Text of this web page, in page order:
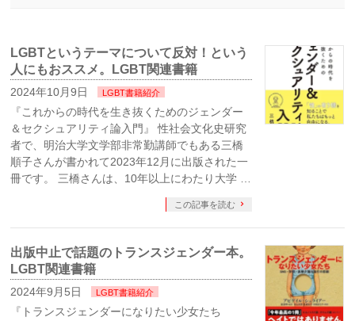
LGBTというテーマについて反対！という
人にもおススメ。LGBT関連書籍
2024年10月9日 LGBT書籍紹介
『これからの時代を生き抜くためのジェンダー
＆セクシュアリティ論入門』 性社会文化史研究
者で、明治大学文学部非常勤講師でもある三橋
順子さんが書かれて2023年12月に出版された一
冊です。 三橋さんは、10年以上にわたり大学 …
この記事を読む
出版中止で話題のトランスジェンダー本。
LGBT関連書籍
2024年9月5日 LGBT書籍紹介
『トランスジェンダーになりたい少女たち